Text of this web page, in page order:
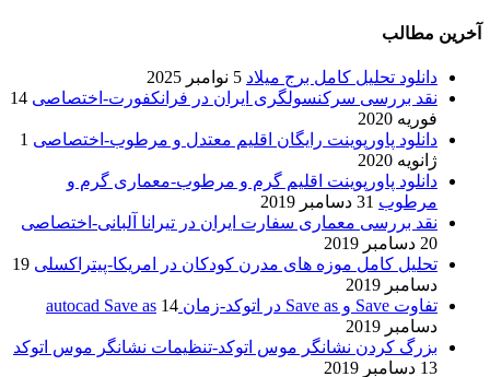
آخرین مطالب
دانلود تحلیل کامل برج میلاد 5 نوامبر 2025
نقد بررسی سرکنسولگری ایران در فرانکفورت-اختصاصی 14
فوریه 2020
دانلود پاورپوینت رایگان اقلیم معتدل و مرطوب-اختصاصی 1
ژانویه 2020
دانلود پاورپوینت اقلیم گرم و مرطوب-معماری گرم و
مرطوب 31 دسامبر 2019
نقد بررسی معماری سفارت ایران در تیرانا آلبانی-اختصاصی
20 دسامبر 2019
تحلیل کامل موزه های مدرن کودکان در امریکا-پیتراکسلی 19
دسامبر 2019
تفاوت Save و Save as در اتوکد-زمان autocad Save as
14
دسامبر 2019
بزرگ کردن نشانگر موس اتوکد-تنظیمات نشانگر موس اتوکد
13 دسامبر 2019